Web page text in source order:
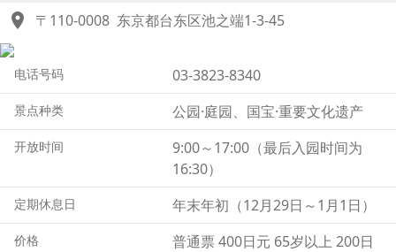
迈向现代化。
及和馆大广间三栋建筑，它们连同庭园一同被指定为国家重
要文化财。
其中最引人注目的西式建筑由英国建筑师Josiah Conder设
计，是一座占地约160坪（约530平方米）的两层木结构建
筑，其外观以英国雅各宾风格的精美装饰和穹顶屋顶为特
色。
这里曾作为岩崎家接待贵宾的迎宾馆使用，其庄重而精致的
室内装潢，让人不禁遥想当年华丽的时代风貌。
location_on 〒110-0008 东京都台东区池之端1-3-45
电话号码 03-3823-8340
景点种类 公园·庭园、国宝·重要文化遗产
开放时间
9:00～17:00（最后入园时间为
16:30）
定期休息日 年末年初（12月29日～1月1日）
价格
普通票 400日元 65岁以上 200日